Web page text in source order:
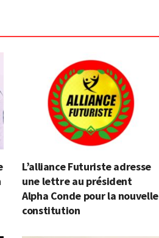
L’alliance Futuriste adresse
une lettre au président
Alpha Conde pour la nouvelle
constitution